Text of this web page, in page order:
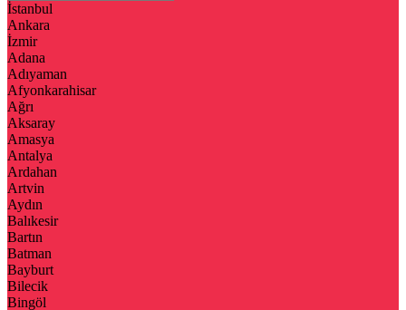
İstanbul
Ankara
İzmir
Adana
Adıyaman
Afyonkarahisar
Ağrı
Aksaray
Amasya
Antalya
Ardahan
Artvin
Aydın
Balıkesir
Bartın
Batman
Bayburt
Bilecik
Bingöl